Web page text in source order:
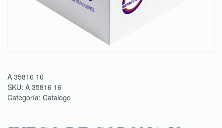
A 35816 16
SKU: A 35816 16
Categoría: Catalogo